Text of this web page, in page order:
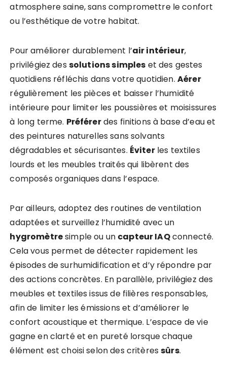
atmosphere saine, sans compromettre le confort
ou l’esthétique de votre habitat.
Pour améliorer durablement l’air intérieur,
privilégiez des solutions simples et des gestes
quotidiens réfléchis dans votre quotidien. Aérer
régulièrement les pièces et baisser l’humidité
intérieure pour limiter les poussières et moisissures
à long terme. Préférerdes finitions à base d’eau et
des peintures naturelles sans solvants
dégradables et sécurisantes. Éviterles textiles
lourds et les meubles traités qui libèrent des
composés organiques dans l’espace.
Par ailleurs, adoptez des routines de ventilation
adaptées et surveillez l’humidité avec un
hygromètresimple ou un capteur IAQconnecté.
Cela vous permet de détecter rapidement les
épisodes de surhumidification et d’y répondre par
des actions concrètes. En parallèle, privilégiez des
meubles et textiles issus de filières responsables,
afin de limiter les émissions et d’améliorer le
confort acoustique et thermique. L’espace de vie
gagne en clarté et en pureté lorsque chaque
élément est choisi selon des critèressûrs.